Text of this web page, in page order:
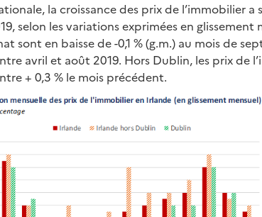
la croissance des prix de l’immobilier
selon les variations exprimées en glissement
sont en baisse de -0,1 % (g.m.) au mois de
avril et août 2019. Hors Dublin, les prix de
+ 0,3 % le mois précédent.